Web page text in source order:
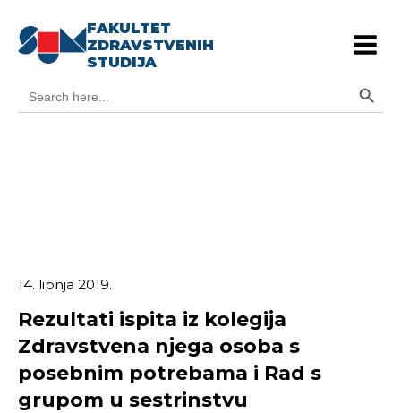
FAKULTET
ZDRAVSTVENIH
STUDIJA
for:
14. lipnja 2019.
Rezultati ispita iz kolegija
Zdravstvena njega osoba s
posebnim potrebama i Rad s
grupom u sestrinstvu